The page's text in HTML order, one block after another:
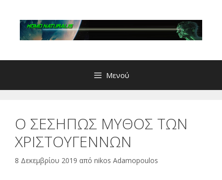
περιεχόμενο
Μενού
Ο ΣΕΣΗΠΩΣ ΜΥΘΟΣ ΤΩΝ
ΧΡΙΣΤΟΥΓΕΝΝΩΝ
8 Δεκεμβρίου 2019 από nikos Adamopoulos